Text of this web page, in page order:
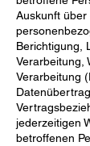
Auskunft
Berichtigung,
Verarbeitung,
Verarbeitung
jederzeitigen
betroffenen